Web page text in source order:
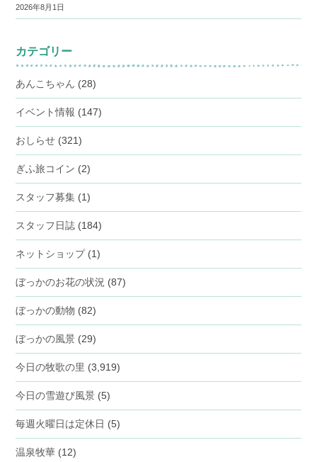
2026年8月1日
カテゴリー
あんこちゃん (28)
イベント情報 (147)
おしらせ (321)
ぎふ旅コイン (2)
スタッフ募集 (1)
スタッフ日誌 (184)
ネットショップ (1)
ぼっかのお花の状況 (87)
ぼっかの動物 (82)
ぼっかの風景 (29)
今日の牧歌の里 (3,919)
今日の雪遊び風景 (5)
毎週火曜日は定休日 (5)
温泉牧華 (12)